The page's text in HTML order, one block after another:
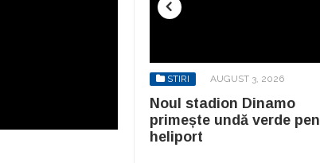
STIRI AUGUST 3, 2026
Noul stadion Dinamo
primește undă verde
heliport